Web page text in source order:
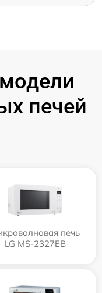
печей
печь
LG MS-2327EB